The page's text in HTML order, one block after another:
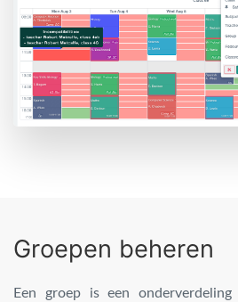
Groepen beheren
Een groep is een